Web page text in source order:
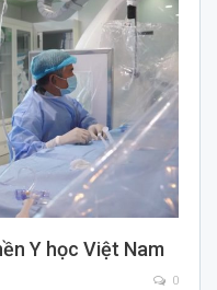
Y học Việt Nam
0